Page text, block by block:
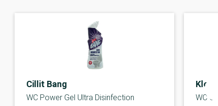
Cillit Bang
WC Power Gel Ultra Disinfection WC